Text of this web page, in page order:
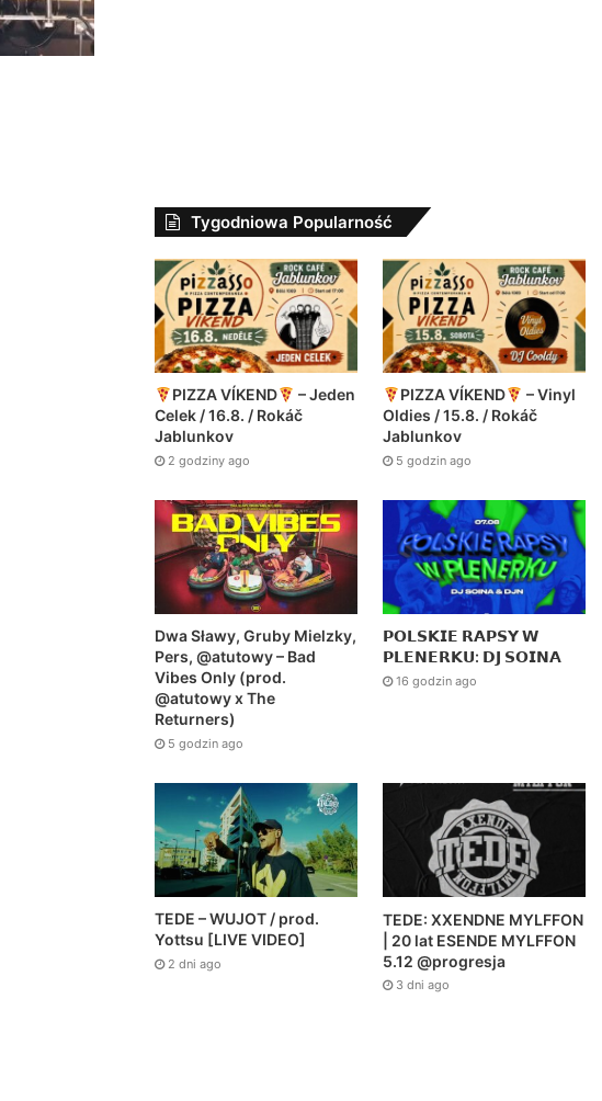
Tygodniowa Popularność
PIZZA VÍKEND
– Jeden
Celek / 16.8. / Rokáč
Jablunkov
2 godziny ago
PIZZA VÍKEND
– Vinyl
Oldies / 15.8. / Rokáč
Jablunkov
5 godzin ago
Dwa Sławy, Gruby Mielzky,
Pers, @atutowy – Bad
Vibes Only (prod.
@atutowy x The
Returners)
5 godzin ago
𝗣𝗢𝗟𝗦𝗞𝗜𝗘 𝗥𝗔𝗣𝗦𝗬 𝗪
𝗣𝗟𝗘𝗡𝗘𝗥𝗞𝗨: 𝗗𝗝 𝗦𝗢𝗜𝗡𝗔
16 godzin ago
TEDE – WUJOT / prod.
Yottsu [LIVE VIDEO]
2 dni ago
TEDE: XXENDNE MYLFFON
| 20 lat ESENDE MYLFFON
5.12 @progresja
3 dni ago